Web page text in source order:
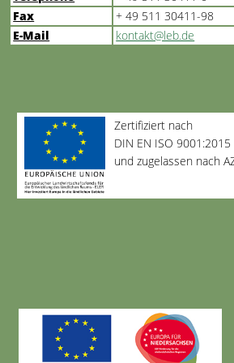
Fax
+ 49 511 30411-98
E-Mail
kontakt@leb.de
Zertifiziert nach
DIN EN ISO 9001:2015
und zugelassen nach